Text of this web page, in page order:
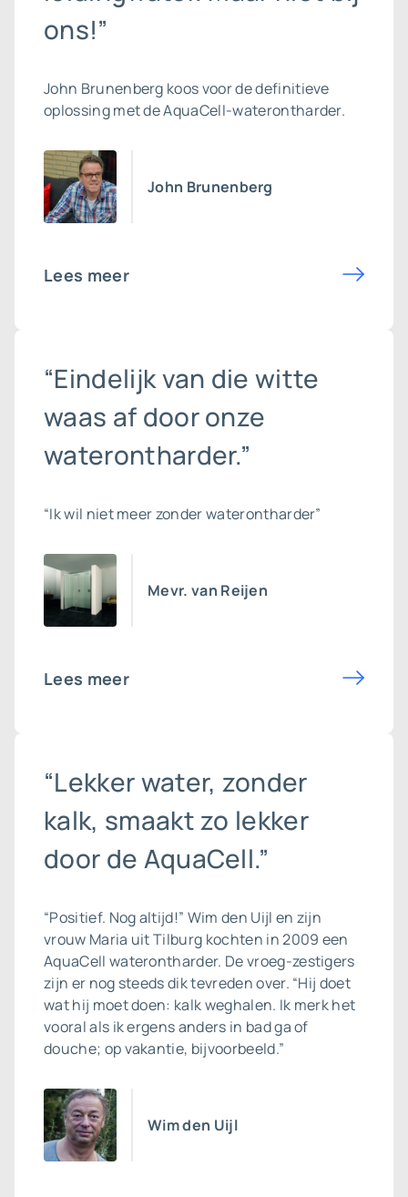
ons!”
John Brunenberg koos voor de definitieve
oplossing met de AquaCell-waterontharder.
John Brunenberg
Lees meer
“Eindelijk van die witte
waas af door onze
waterontharder.”
“Ik wil niet meer zonder waterontharder”
Mevr. van Reijen
Lees meer
“Lekker water, zonder
kalk, smaakt zo lekker
door de AquaCell.”
“Positief. Nog altijd!” Wim den Uijl en zijn
vrouw Maria uit Tilburg kochten in 2009 een
AquaCell waterontharder. De vroeg-zestigers
zijn er nog steeds dik tevreden over. “Hij doet
wat hij moet doen: kalk weghalen. Ik merk het
vooral als ik ergens anders in bad ga of
douche; op vakantie, bijvoorbeeld.”
Wim den Uijl